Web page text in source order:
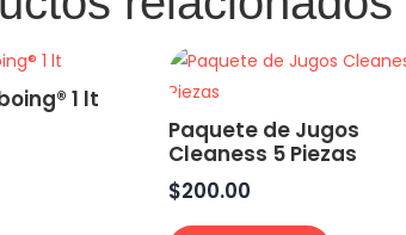
1 lt
Paquete de Jugos
Cleaness 5 Piezas
$200.00